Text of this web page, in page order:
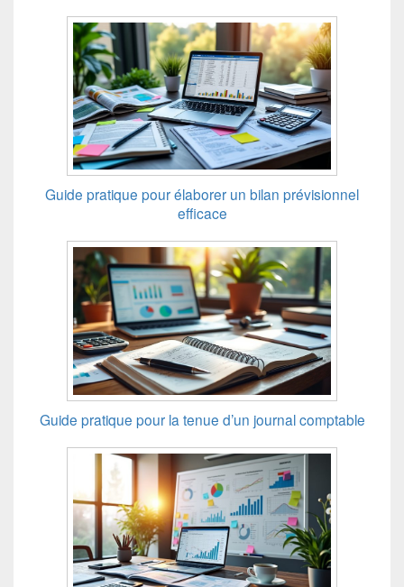
Guide pratique pour élaborer un bilan prévisionnel
efficace
Guide pratique pour la tenue d’un journal comptable